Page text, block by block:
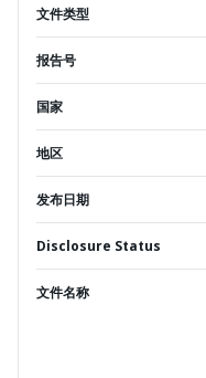
文件类型
报告号
国家
地区
发布日期
Disclosure Status
文件名称